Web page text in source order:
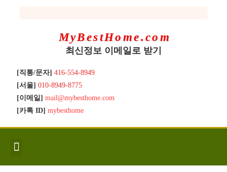
MyBestHome.com
최신정보 이메일로 받기
[직통/문자] 416-554-8949
[서울] 010-8949-8775
[이메일] mail@mybesthome.com
[카톡 ID] mybesthome